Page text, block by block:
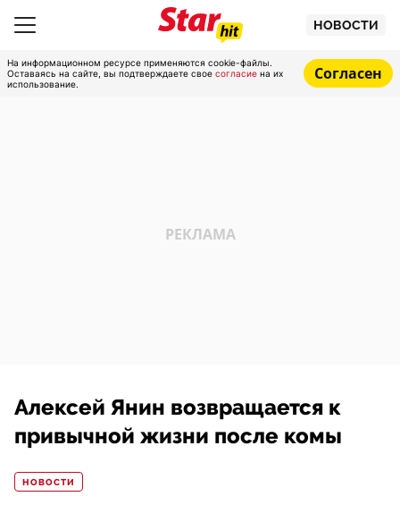
НОВОСТИ
На информационном ресурсе применяются cookie-файлы.
Оставаясь на сайте, вы подтверждаете свое согласие на их
использование.
Согласен
Алексей Янин возвращается к
привычной жизни после комы
НОВОСТИ